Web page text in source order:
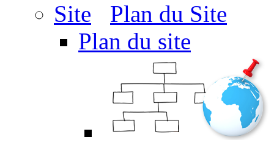
Plan du Site
Plan du site